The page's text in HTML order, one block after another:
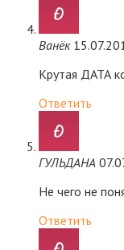
Ванёк
Крутая ДАТА
Ответить
ГУЛЬДАНА
Не чего не
Ответить